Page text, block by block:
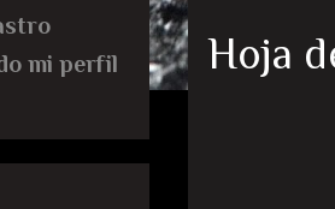
Hoja
mi perfil